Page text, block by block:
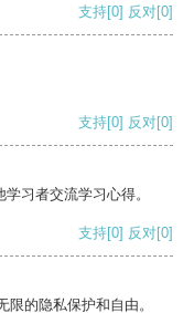
支持[0] 反对[0]
支持[0] 反对[0]
习者交流学习心得。
支持[0] 反对[0]
的隐私保护和自由。